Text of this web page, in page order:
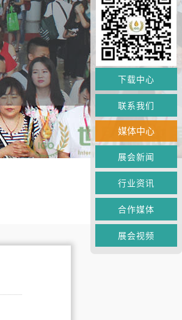
下载中心
联系我们
媒体中心
展会新闻
行业资讯
合作媒体
展会视频